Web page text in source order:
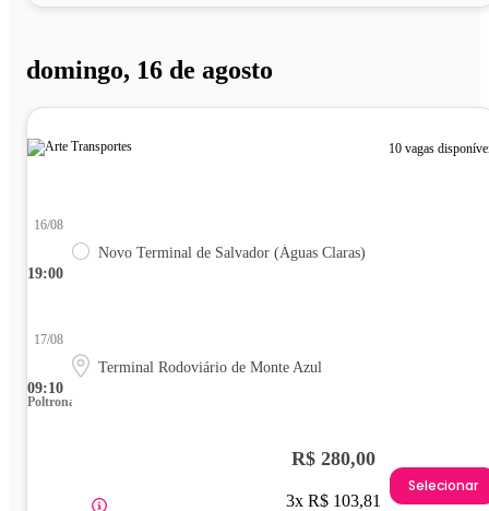
domingo, 16 de agosto
10 vagas
19:00
16/08
Novo Terminal de Salvador (Águas Claras)
09:10
17/08
Terminal Rodoviário de Monte Azul
Poltrona
R$ 280,00
3x R$ 103,81
Selecionar